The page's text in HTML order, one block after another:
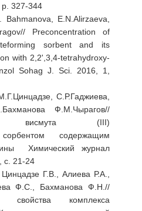
p. 327-344
E.N.Alirzaeva,
Preconcentration of
sorbent and its
with 2,2',3,4-tetrahydroxy-
Sohag J. Sci. 2016, 1,
С.Р.Гаджиева,
Ф.М.Чырагов//
висмута (III)
содержащим
Xимический журнал
с. 21-24
Г.В., Алиева Р.А.,
Ф.С., Бахманова Ф.Н.//
свойства комплекса